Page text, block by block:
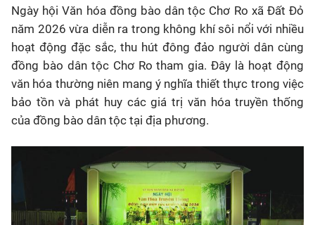
Ngày hội Văn hóa đồng bào dân tộc Chơ Ro xã Đất Đỏ
năm 2026 vừa diễn ra trong không khí sôi nổi với nhiều
hoạt động đặc sắc, thu hút đông đảo người dân cùng
đồng bào dân tộc Chơ Ro tham gia. Đây là hoạt động
văn hóa thường niên mang ý nghĩa thiết thực trong việc
bảo tồn và phát huy các giá trị văn hóa truyền thống
của đồng bào dân tộc tại địa phương.